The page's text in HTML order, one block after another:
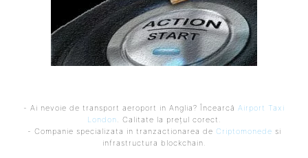
- Ai nevoie de transport aeroport in Anglia? Încearcă Airport Taxi
London. Calitate la prețul corect.
- Companie specializata in tranzactionarea de Criptomonede si
infrastructura blockchain.